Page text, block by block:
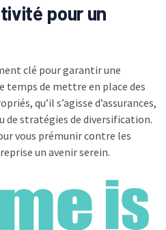
pour un
clé pour garantir une
temps de mettre en place des
qu’il s’agisse d’assurances,
de stratégies de diversification.
vous prémunir contre les
un avenir serein.